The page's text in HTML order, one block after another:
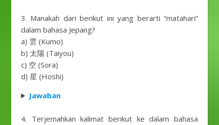
3. Manakah dari berikut ini yang berarti “matahari”
dalam bahasa Jepang?
a) 雲 (Kumo)
b) 太陽 (Taiyou)
c) 空 (Sora)
d) 星 (Hoshi)
Jawaban
4. Terjemahkan kalimat berikut ke dalam bahasa